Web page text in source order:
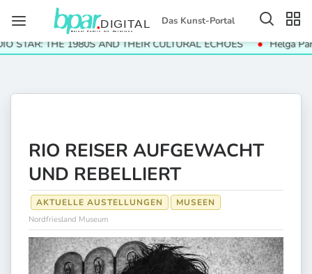
Das Kunst-Portal
THE 1980S AND THEIR CULTURAL ECHOES Helga Paris.
RIO REISER AUFGEWACHT
UND REBELLIERT
AKTUELLE AUSTELLUNGEN MUSEEN
Nordfriesland Museum